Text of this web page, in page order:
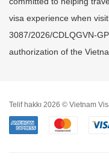
visa experience when
3087/2026/CDLQGVN-
authorization of the
Telif hakkı 2026 © Vietnam